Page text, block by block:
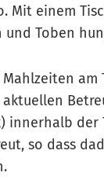
Mit einem
Toben
am
innerhalb
so dass